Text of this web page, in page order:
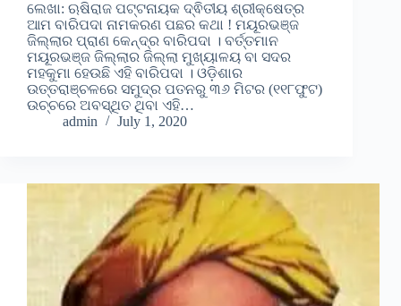
ଲେଖା: ଋଷିରାଜ ପଟ୍ଟନାୟକ ଦ୍ଵିତୀୟ ଶ୍ରୀକ୍ଷେତ୍ର
ଆମ ବାରିପଦା ନାମକରଣ ପଛର କଥା ! ମୟୂରଭଞ୍ଜ
ଜିଲ୍ଲାର ପ୍ରାଣ କେନ୍ଦ୍ର ବାରିପଦା । ବର୍ତ୍ତମାନ
ମୟୂରଭଞ୍ଜ ଜିଲ୍ଲାର ଜିଲ୍ଲା ମୁଖ୍ୟାଳୟ ବା ସଦର
ମହକୁମା ହେଉଛି ଏହି ବାରିପଦା । ଓଡ଼ିଶାର
ଉତ୍ତରାଞ୍ଚଳରେ ସମୁଦ୍ର ପତନରୁ ୩୬ ମିଟର (୧୧୮ଫୁଟ)
ଉଚ୍ଚରେ ଅବସ୍ଥିତ ଥିବା ଏହି…
admin
July 1, 2020